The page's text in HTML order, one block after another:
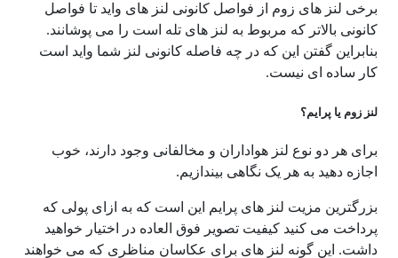
برخی لنز های زوم از فواصل کانونی لنز های واید تا فواصل
کانونی بالاتر که مربوط به لنز های تله است را می پوشانند.
بنابراین گفتن این که در چه فاصله کانونی لنز شما واید است
کار ساده ای نیست.
لنز زوم یا پرایم؟
برای هر دو نوع لنز هواداران و مخالفانی وجود دارند، خوب
اجازه دهید به هر یک نگاهی بیندازیم.
بزرگترین مزیت لنز های پرایم این است که به ازای پولی که
پرداخت می کنید کیفیت تصویر فوق العاده در اختیار خواهید
داشت. این گونه لنز های برای عکاسان مناظری که می خواهند